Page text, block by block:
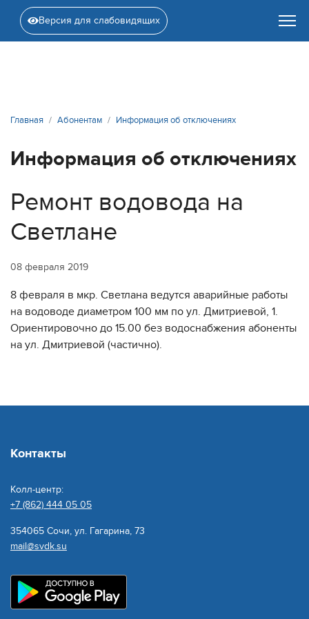
Версия для слабовидящих
Главная Абонентам Информация об отключениях
Информация об отключениях
Ремонт водовода на
Светлане
08 февраля 2019
8 февраля в мкр. Светлана ведутся аварийные работы
на водоводе диаметром 100 мм по ул. Дмитриевой, 1.
Ориентировочно до 15.00 без водоснабжения абоненты
на ул. Дмитриевой (частично).
Контакты
Колл-центр:
+7 (862) 444 05 05
354065 Сочи, ул. Гагарина, 73
mail@svdk.su